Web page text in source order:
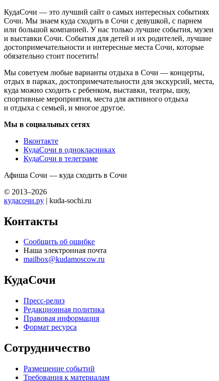
КудаСочи — это лучший сайт о самых интересных событиях
Сочи. Мы знаем куда сходить в Сочи с девушкой, с парнем
или большой компанией. У нас только лучшие события, музеи
и выставки Сочи. События для детей и их родителей, лучшие
достопримечательности и интересные места Сочи, которые
обязательно стоит посетить!
Мы советуем любые варианты отдыха в Сочи — концерты,
отдых в парках, достопримечательности для экскурсий, места,
куда можно сходить с ребенком, выставки, театры, шоу,
спортивные мероприятия, места для активного отдыха
и отдыха с семьей, и многое другое.
Мы в социальных сетях
Вконтакте
КудаСочи в однокласниках
КудаСочи в телеграме
Афиша Сочи — куда сходить в Сочи
© 2013–2026
кудасочи.ру | kuda-sochi.ru
Контакты
Сообщить об ошибке
Наша электронная почта
mailbox@kudamoscow.ru
КудаСочи
Пресс-релиз
Редакционная политика
Правовая информация
Формат ресурса
Сотрудничество
Размещение событий
Требования к материалам